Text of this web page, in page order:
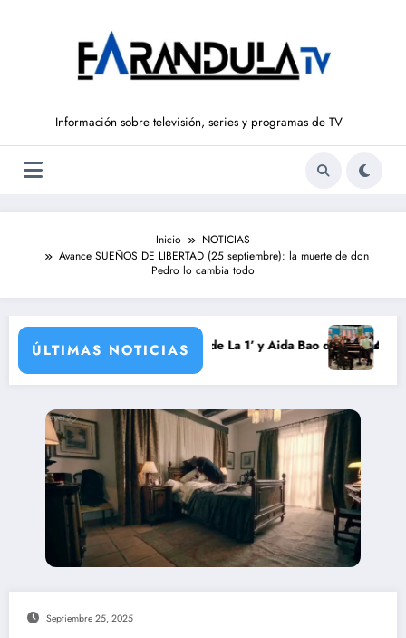
Información sobre televisión, series y programas de TV
Inicio
NOTICIAS
Avance SUEÑOS DE LIBERTAD (25 septiembre): la muerte de don
Pedro lo cambia todo
ÚLTIMAS NOTICIAS
vuelve a ‘La Hora de La 1’ y Aida Bao da el salto a ‘Mañaneros
Adiós a ‘Cine
Septiembre 25, 2025